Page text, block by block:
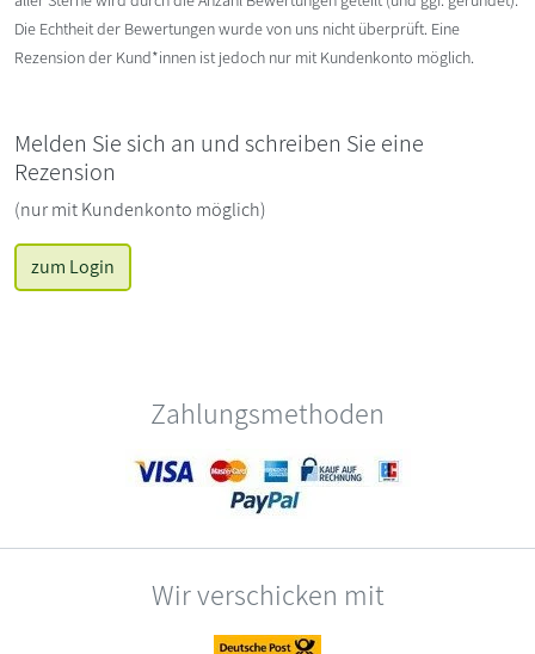
Die Echtheit der Bewertungen wurde von uns nicht überprüft. Eine
Rezension der Kund*innen ist jedoch nur mit Kundenkonto möglich.
Melden Sie sich an und schreiben Sie eine
Rezension
(nur mit Kundenkonto möglich)
zum Login
Zahlungsmethoden
Wir verschicken mit